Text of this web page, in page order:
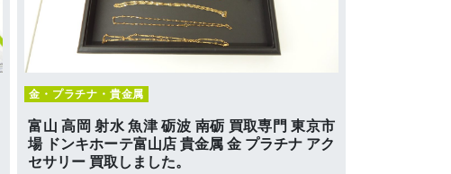
金・プラチナ・貴金属
富山 高岡 射水 魚津 砺波 南砺 買取専門 東京市
場 ドンキホーテ富山店 貴金属 金 プラチナ アク
セサリー 買取しました。